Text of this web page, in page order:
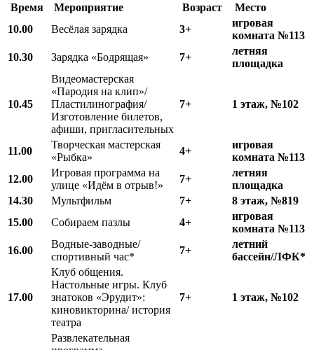
Время Мероприятие Возраст
Место
10.00
Весёлая зарядка 3+
игровая
комната №113
10.30 Зарядка «Бодрящая» 7+
летняя
площадка
10.45
Видеомастерская
«Пародия на клип»/
Пластилинография/
Изготовление билетов,
афиши, пригласительных
7+ 1 этаж, №102
11.00
Творческая мастерская
«Рыбка»
4+
игровая
комната №113
12.00
Игровая программа на
улице «Идём в отрыв!»
7+
летняя
площадка
14.30 Мультфильм 7+
8 этаж, №819
15.00
Собираем пазлы 4+
игровая
комната №113
16.00
Водные-заводные/
спортивный час*
7+
летний
бассейн/ЛФК*
17.00
Клуб общения.
Настольные игры. Клуб
знатоков «Эрудит»:
киновикторина/ история
театра
7+ 1 этаж, №102
Развлекательная